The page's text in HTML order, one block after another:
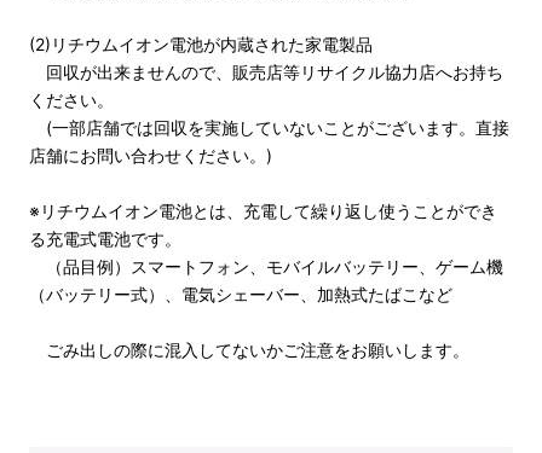
(2)リチウムイオン電池が内蔵された家電製品
回収が出来ませんので、販売店等リサイクル協力店へお持ち
ください。
(一部店舗では回収を実施していないことがございます。直接
店舗にお問い合わせください。)
※リチウムイオン電池とは、充電して繰り返し使うことができ
る充電式電池です。
（品目例）スマートフォン、モバイルバッテリー、ゲーム機
（バッテリー式）、電気シェーバー、加熱式たばこなど
ごみ出しの際に混入してないかご注意をお願いします。